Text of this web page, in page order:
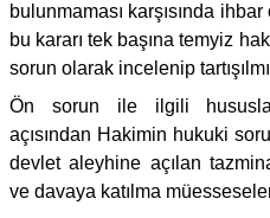
bulunmaması karşısında
bu kararı tek başına temyiz
sorun olarak incelenip
Ön sorun ile ilgili
açısından Hakimin hukuki
devlet aleyhine açılan
ve davaya katılma